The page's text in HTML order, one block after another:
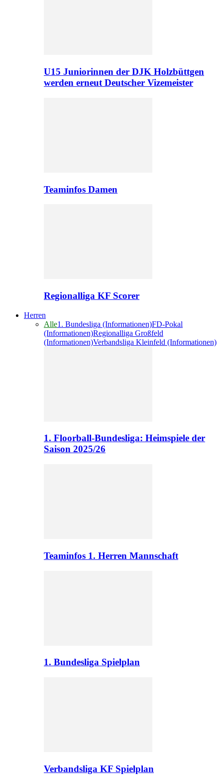
U15 Juniorinnen der DJK Holzbüttgen
werden erneut Deutscher Vizemeister
Teaminfos Damen
Regionalliga KF Scorer
Herren
Alle1. Bundesliga (Informationen)FD-Pokal
(Informationen)Regionalliga Großfeld
(Informationen)Verbandsliga Kleinfeld (Informationen)
1. Floorball-Bundesliga: Heimspiele der
Saison 2025/26
Teaminfos 1. Herren Mannschaft
1. Bundesliga Spielplan
Verbandsliga KF Spielplan